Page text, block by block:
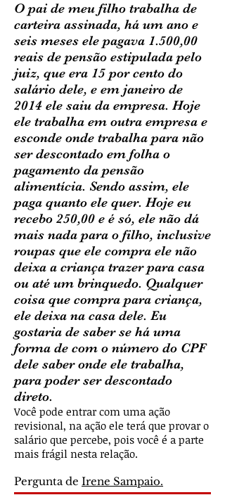
O pai de meu filho trabalha de
carteira assinada, há um ano e
seis meses ele pagava 1.500,00
reais de pensão estipulada pelo
juiz, que era 15 por cento do
salário dele, e em janeiro de
2014 ele saiu da empresa. Hoje
ele trabalha em outra empresa e
esconde onde trabalha para não
ser descontado em folha o
pagamento da pensão
alimentícia. Sendo assim, ele
paga quanto ele quer. Hoje eu
recebo 250,00 e é só, ele não dá
mais nada para o filho, inclusive
roupas que ele compra ele não
deixa a criança trazer para casa
ou até um brinquedo. Qualquer
coisa que compra para criança,
ele deixa na casa dele. Eu
gostaria de saber se há uma
forma de com o número do CPF
dele saber onde ele trabalha,
para poder ser descontado
direto.
Você pode entrar com uma ação
revisional, na ação ele terá que provar o
salário que percebe, pois você é a parte
mais frágil nesta relação.
Pergunta de Irene Sampaio.